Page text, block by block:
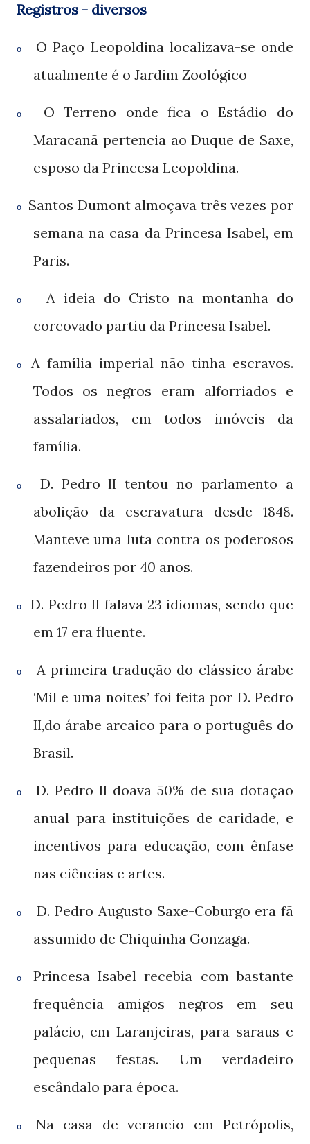
Registros - diversos
o
O Paço Leopoldina localizava-se onde
atualmente é o Jardim Zoológico
o
O Terreno onde fica o Estádio do
Maracanã pertencia ao Duque de Saxe,
esposo da Princesa Leopoldina.
o
Santos Dumont almoçava três vezes por
semana na casa da Princesa Isabel, em
Paris.
o
A ideia do Cristo na montanha do
corcovado partiu da Princesa Isabel.
o
A família imperial não tinha escravos.
Todos os negros eram alforriados e
assalariados, em todos imóveis da
família.
o D. PedroII tentou no parlamento a
abolição da escravatura desde 1848.
Manteve uma luta contra os poderosos
fazendeiros por 40 anos.
o D. PedroII falava 23 idiomas, sendo que
em 17 era fluente.
o
A primeira tradução do clássico árabe
‘Mil e uma noites’ foi feita por D. Pedro
II,do árabe arcaico para o português do
Brasil.
o D. PedroII doava50% de sua dotação
anual para instituições de caridade, e
incentivos para educação, com ênfase
nas ciências e artes.
o
D. Pedro Augusto Saxe-Coburgo era fã
assumido de Chiquinha Gonzaga.
o
Princesa Isabel recebia com bastante
frequência amigos negros em seu
palácio, em Laranjeiras, para saraus e
pequenas festas. Um verdadeiro
escândalo para época.
o
Na casa de veraneio em Petrópolis,